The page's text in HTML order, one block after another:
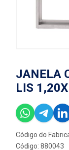
JANELA
LIS
Código do
Código: 880043